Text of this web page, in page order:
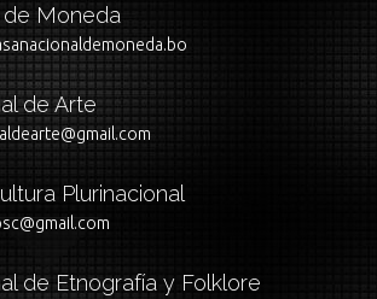
de Moneda
de Arte
Plurinacional
de Etnografía y Folklore